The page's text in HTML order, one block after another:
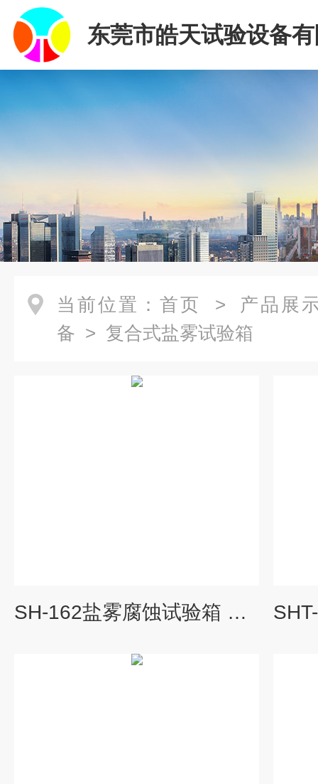
东莞市皓天试验设备
当前位置： 首页 > 产品展
备 > 复合式盐雾试验箱
SH-162盐雾腐蚀试验箱 皓天品牌2018年年底优惠